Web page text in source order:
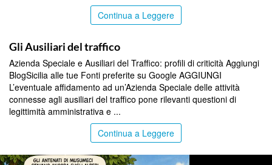
Continua a Leggere
Gli Ausiliari del traffico
Azienda Speciale e Ausiliari del Traffico: profili di criticità Aggiungi
BlogSicilia alle tue Fonti preferite su Google AGGIUNGI
L’eventuale affidamento ad un’Azienda Speciale delle attività
connesse agli ausiliari del traffico pone rilevanti questioni di
legittimità amministrativa e ...
Continua a Leggere